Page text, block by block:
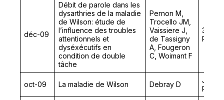
déc-09
Débit de parole dans les
dysarthries de la maladie
de Wilson: étude de
l’influence des troubles
attentionnels et
dyséxécutifs en
condition de double
tâche
Pernon M,
Trocello JM,
Vaissiere J,
de Tassigny
A, Fougeron
C, Woimant F
3ème
oct-09 La maladie de Wilson Debray D